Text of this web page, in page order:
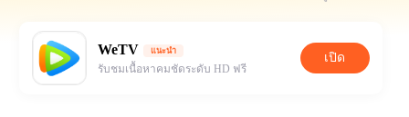
WeTV แนะนำ
รับชมเนื้อหาคมชัดระดับ HD ฟรี
เปิด